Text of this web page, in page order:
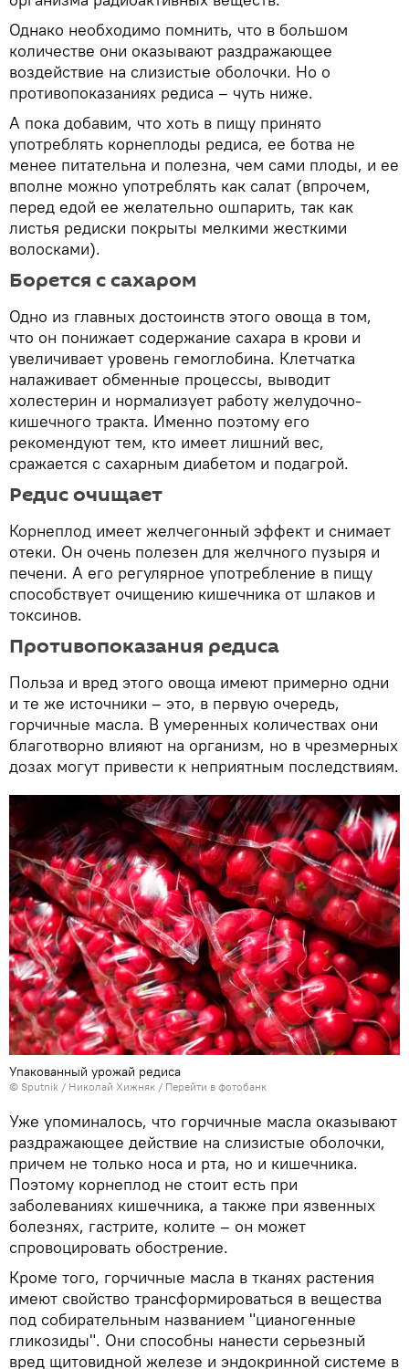
Однако необходимо помнить, что в большом
количестве они оказывают раздражающее
воздействие на слизистые оболочки. Но о
противопоказаниях редиса – чуть ниже.
А пока добавим, что хоть в пищу принято
употреблять корнеплоды редиса, ее ботва не
менее питательна и полезна, чем сами плоды, и ее
вполне можно употреблять как салат (впрочем,
перед едой ее желательно ошпарить, так как
листья редиски покрыты мелкими жесткими
волосками).
Борется с сахаром
Одно из главных достоинств этого овоща в том,
что он понижает содержание сахара в крови и
увеличивает уровень гемоглобина. Клетчатка
налаживает обменные процессы, выводит
холестерин и нормализует работу желудочно-
кишечного тракта. Именно поэтому его
рекомендуют тем, кто имеет лишний вес,
сражается с сахарным диабетом и подагрой.
Редис очищает
Корнеплод имеет желчегонный эффект и снимает
отеки. Он очень полезен для желчного пузыря и
печени. А его регулярное употребление в пищу
способствует очищению кишечника от шлаков и
токсинов.
Противопоказания редиса
Польза и вред этого овоща имеют примерно одни
и те же источники – это, в первую очередь,
горчичные масла. В умеренных количествах они
благотворно влияют на организм, но в чрезмерных
дозах могут привести к неприятным последствиям.
Упакованный урожай редиса
© Sputnik / Николай Хижняк / Перейти в фотобанк
Уже упоминалось, что горчичные масла оказывают
раздражающее действие на слизистые оболочки,
причем не только носа и рта, но и кишечника.
Поэтому корнеплод не стоит есть при
заболеваниях кишечника, а также при язвенных
болезнях, гастрите, колите – он может
спровоцировать обострение.
Кроме того, горчичные масла в тканях растения
имеют свойство трансформироваться в вещества
под собирательным названием "цианогенные
гликозиды". Они способны нанести серьезный
вред щитовидной железе и эндокринной системе в